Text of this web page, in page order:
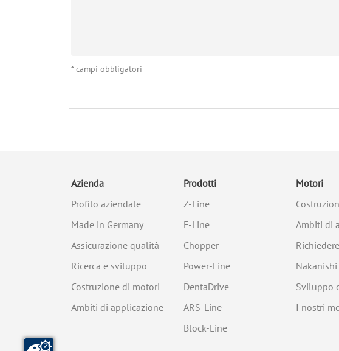
* campi obbligatori
Azienda
Profilo aziendale
Made in Germany
Assicurazione qualità
Ricerca e sviluppo
Costruzione di motori
Ambiti di applicazione
Prodotti
Z-Line
F-Line
Chopper
Power-Line
DentaDrive
ARS-Line
Block-Line
Motori
Ambiti di
Nakanishi
Sviluppo
I nostri